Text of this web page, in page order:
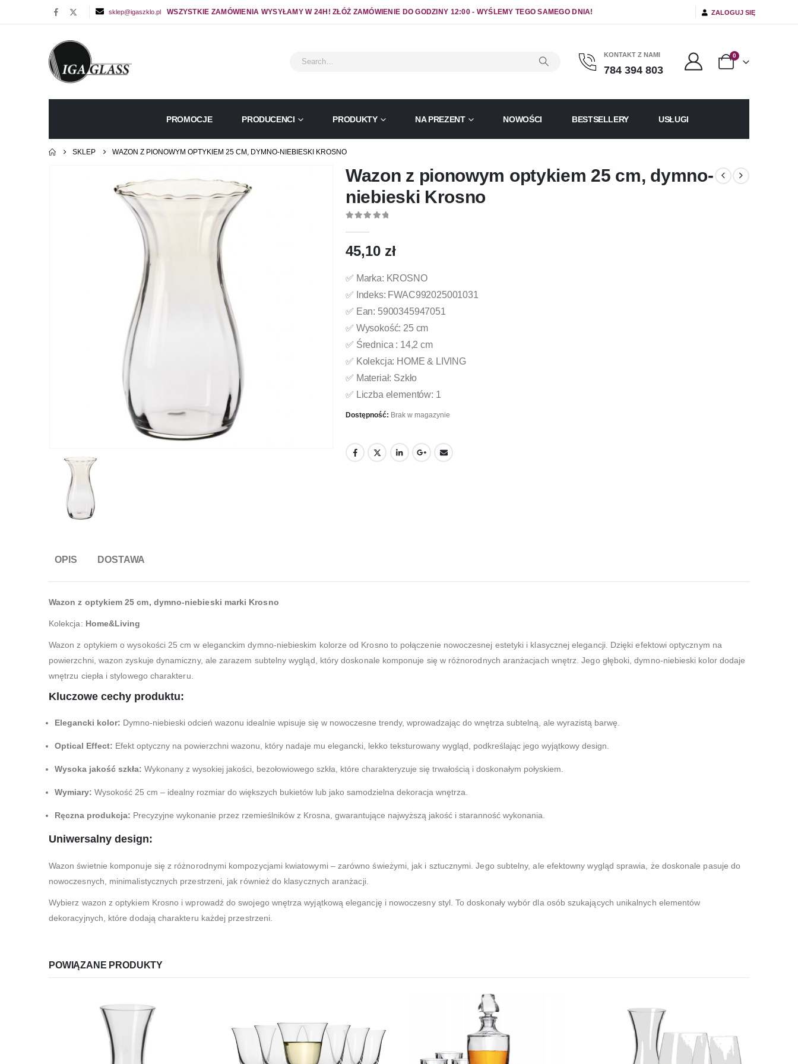
sklep@igaszklo.pl WSZYSTKIE ZAMÓWIENIA WYSYŁAMY W 24H! ZŁÓŻ ZAMÓWIENIE DO GODZINY 12:00 - WYŚLEMY TEGO SAMEGO DNIA! ZALOGUJ SIĘ
KONTAKT Z NAMI
784 394 803
0
PROMOCJE PRODUCENCI PRODUKTY NA PREZENT NOWOŚCI BESTSELLERY USŁUGI
SKLEP WAZON Z PIONOWYM OPTYKIEM 25 CM, DYMNO-NIEBIESKI KROSNO
Wazon z pionowym optykiem 25 cm, dymno-
niebieski Krosno
45,10 zł
✅ Marka: KROSNO
✅ Indeks: FWAC992025001031
✅ Ean: 5900345947051
✅ Wysokość: 25 cm
✅ Średnica : 14,2 cm
✅ Kolekcja: HOME & LIVING
✅ Materiał: Szkło
✅ Liczba elementów: 1
Dostępność: Brak w magazynie
OPIS DOSTAWA
Wazon z optykiem 25 cm, dymno-niebieski marki Krosno
Kolekcja: Home&Living
Wazon z optykiem o wysokości 25 cm w eleganckim dymno-niebieskim kolorze od Krosno to połączenie nowoczesnej estetyki i klasycznej elegancji. Dzięki efektowi optycznym na
powierzchni, wazon zyskuje dynamiczny, ale zarazem subtelny wygląd, który doskonale komponuje się w różnorodnych aranżacjach wnętrz. Jego głęboki, dymno-niebieski kolor dodaje
wnętrzu ciepła i stylowego charakteru.
Kluczowe cechy produktu:
Elegancki kolor: Dymno-niebieski odcień wazonu idealnie wpisuje się w nowoczesne trendy, wprowadzając do wnętrza subtelną, ale wyrazistą barwę.
Optical Effect: Efekt optyczny na powierzchni wazonu, który nadaje mu elegancki, lekko teksturowany wygląd, podkreślając jego wyjątkowy design.
Wysoka jakość szkła: Wykonany z wysokiej jakości, bezołowiowego szkła, które charakteryzuje się trwałością i doskonałym połyskiem.
Wymiary: Wysokość 25 cm – idealny rozmiar do większych bukietów lub jako samodzielna dekoracja wnętrza.
Ręczna produkcja: Precyzyjne wykonanie przez rzemieślników z Krosna, gwarantujące najwyższą jakość i staranność wykonania.
Uniwersalny design:
Wazon świetnie komponuje się z różnorodnymi kompozycjami kwiatowymi – zarówno świeżymi, jak i sztucznymi. Jego subtelny, ale efektowny wygląd sprawia, że doskonale pasuje do
nowoczesnych, minimalistycznych przestrzeni, jak również do klasycznych aranżacji.
Wybierz wazon z optykiem Krosno i wprowadź do swojego wnętrza wyjątkową elegancję i nowoczesny styl. To doskonały wybór dla osób szukających unikalnych elementów
dekoracyjnych, które dodają charakteru każdej przestrzeni.
POWIĄZANE PRODUKTY